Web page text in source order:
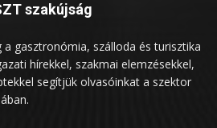
szakújság
a gasztronómia, szálloda és turisztika
hírekkel, szakmai elemzésekkel,
segítjük olvasóinkat a szektor